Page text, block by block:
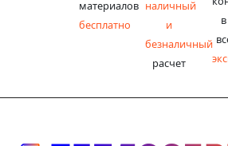
материалов
бесплатно
наличный
и
безналичный
расчет